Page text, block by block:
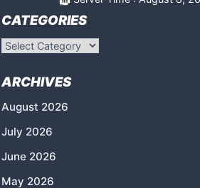
CATEGORIES
Categories
ARCHIVES
August 2026
July 2026
June 2026
May 2026